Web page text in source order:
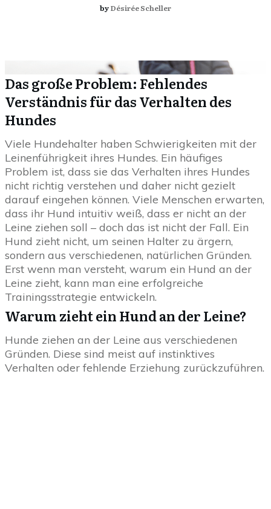
byDésirée Scheller
Das große Problem: Fehlendes
Verständnis für das Verhalten des
Hundes
Viele Hundehalter haben Schwierigkeiten mit der
Leinenführigkeit ihres Hundes. Ein häufiges
Problem ist, dass sie das Verhalten ihres Hundes
nicht richtig verstehen und daher nicht gezielt
darauf eingehen können. Viele Menschen erwarten,
dass ihr Hund intuitiv weiß, dass er nicht an der
Leine ziehen soll – doch das ist nicht der Fall. Ein
Hund zieht nicht, um seinen Halter zu ärgern,
sondern aus verschiedenen, natürlichen Gründen.
Erst wenn man versteht, warum ein Hund an der
Leine zieht, kann man eine erfolgreiche
Trainingsstrategie entwickeln.
Warum zieht ein Hund an der Leine?
Hunde ziehen an der Leine aus verschiedenen
Gründen. Diese sind meist auf instinktives
Verhalten oder fehlende Erziehung zurückzuführen.